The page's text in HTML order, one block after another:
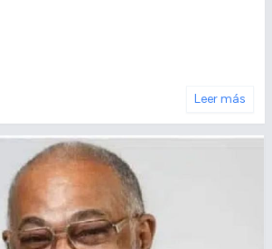
Leer más